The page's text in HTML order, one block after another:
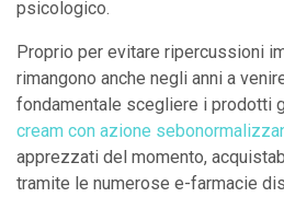
psicologico.
Proprio per evitare ripercussioni
rimangono anche negli anni a
fondamentale scegliere i prodotti
cream con azione
apprezzati del momento,
tramite le numerose e-farmacie